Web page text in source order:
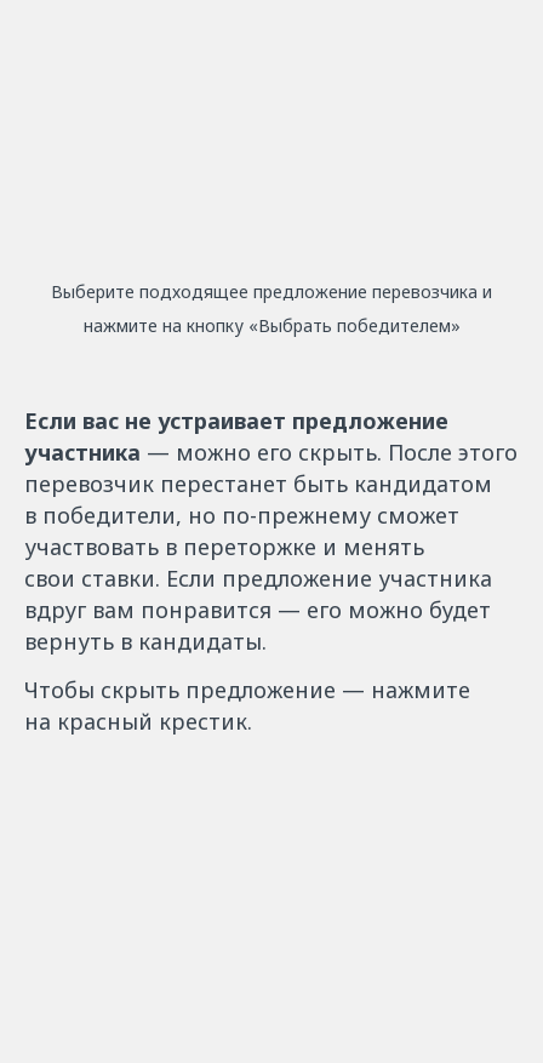
Выберите подходящее предложение перевозчика и
нажмите на кнопку «Выбрать победителем»
Если вас не устраивает предложение
участника — можно его скрыть. После этого
перевозчик перестанет быть кандидатом
в победители, но по-прежнему сможет
участвовать в переторжке и менять
свои ставки. Если предложение участника
вдруг вам понравится — его можно будет
вернуть в кандидаты.
Чтобы скрыть предложение — нажмите
на красный крестик.